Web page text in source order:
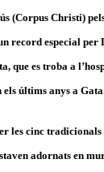
(Corpus Christi)
record especial per
que es troba a
els últims anys a
les cinc
adornats en